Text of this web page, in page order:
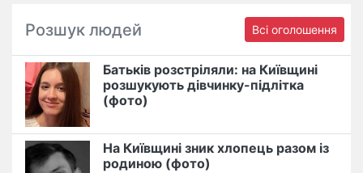
Розшук людей Всі оголошення
Батьків розстріляли: на Київщині
розшукують дівчинку-підлітка
(фото)
На Київщині зник хлопець разом із
родиною (фото)